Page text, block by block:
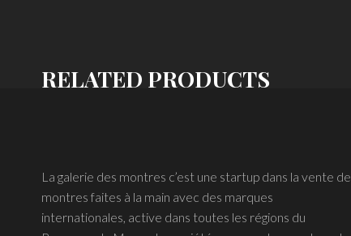
RELATED PRODUCTS
La galerie des montres c’est une startup dans la vente de
montres faites à la main avec des marques
internationales, active dans toutes les régions du